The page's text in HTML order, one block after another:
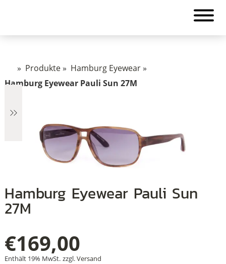
» Produkte» Hamburg Eyewear»
Hamburg Eyewear Pauli Sun 27M
Hamburg Eyewear Pauli Sun
27M
€169,00
Enthält 19% MwSt. zzgl.Versand
2.890